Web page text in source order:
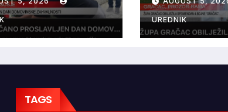
BOJNE
UREDNIK
TAGS